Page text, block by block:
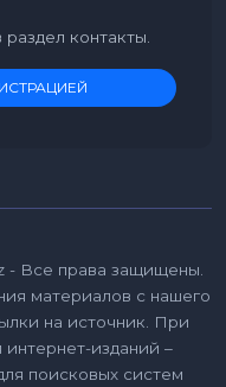
контакты.
- Все права защищены.
материалов с нашего
на источник. При
изданий –
поисковых систем